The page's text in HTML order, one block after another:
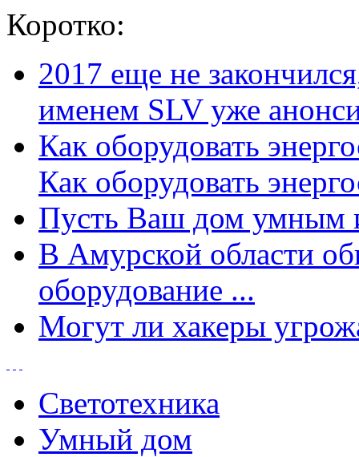
Коротко:
2017 еще не
именем SLV уже
Как оборудовать
Как оборудовать
Пусть Ваш дом умным
В Амурской области
оборудование ...
Могут ли хакеры
Светотехника
Умный дом